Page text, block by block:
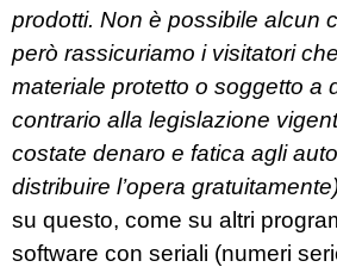
prodotti. Non è possibile alcun
però rassicuriamo i visitatori
materiale protetto o soggetto a
contrario alla legislazione
costate denaro e fatica agli
distribuire l’opera
su questo, come su altri
software con seriali (numeri